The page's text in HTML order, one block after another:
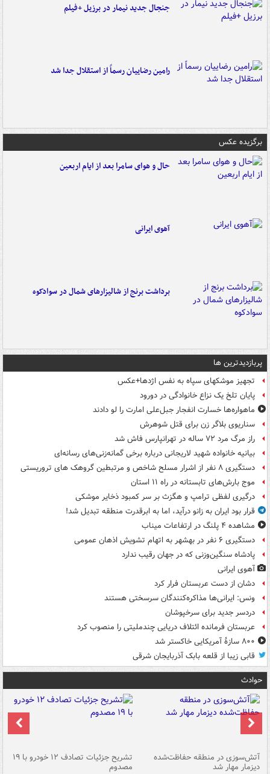
جنجال جدید نیمار در برزیل +فیلم
رامین رضاییان رسماً از استقلال جدا شد
برگزیده عکس
حال و هوای سامرا بعد از ایام اربعین
آهوی ایرانی
برداشت برنج از شالیزارهای شمال در سوادکوه
پربازدیدترین ها
تجهیز موشکهای سپاه به نفس اژدها+عکس
پایان تلخ یک نزاع خانوادگی در دورود
ماهواره‌ها خسارت انفجار جبل‌علی امارت را لو دادند
سناریوی بلاگر زن برای قتل شوهرش
راز مرگ مرد ۷۲ ساله در تهرانپارس فاش شد
بیانیه خانواده شهید لاریجانی درباره برخی گمانه‌زنی‌های رسانه‌ای
دستگیری ۸ نفر از اشرار مسلح شاخص و مرتبطین گروهک های تروریستی
موج بارش‌های تابستانه در راه ۱۱ استان
درگیری لفظی ترامپ و هگزث بر سر کمبود ذخایر موشکی
قرار بود ایران به زانو درآید، اما به ابرقدرت منطقه تبدیل شد!
مشاهده ۴ پلنگ در ارتفاعات میناب
دستگیری ۶ نفر در بهشهر به اتهام تشویش اذهان عمومی
پادشاه سنگین‌وزنی که در جهان رقیب ندارد
آهوی ایرانی
دشان از دست عربستان فرار کرد
ونس: ایرانی‌ها مذاکره‌کنندگان سرسختی هستند
دردسر جدید برای سرخپوشان
عربستان فرمانده ائتلاف دریایی چندملیتی را منصوب کرد
۸۰۰ سازۀ آمریکایی خاکستر شد
قابی زیبا از قلعه بابک آذربایجان شرقی
حوادث
آتش‌سوزی در منطقه حفاظت‌شده
دیزمار مهار شد
تشریح جزئیات تصادف ۱۲ خودرو با ۱۹
مصدوم